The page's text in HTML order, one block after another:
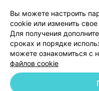
Обработка
Вы можете настроить
cookie или изменить
Для получения
сроках и порядке
можете ознакомиться с
файлов cookie